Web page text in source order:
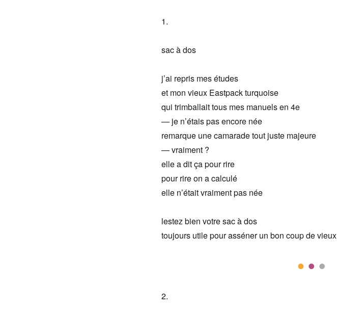
1.
sac à dos
j’ai repris mes études
et mon vieux Eastpack turquoise
qui trimballait tous mes manuels en 4e
—je n’étais pas encore née
remarque une camarade tout juste majeure
— vraiment ?
elle a dit ça pour rire
pour rire on a calculé
elle n’était vraiment pas née
lestez bien votre sac à dos
toujours utile pour asséner un bon coup de vieux
2.